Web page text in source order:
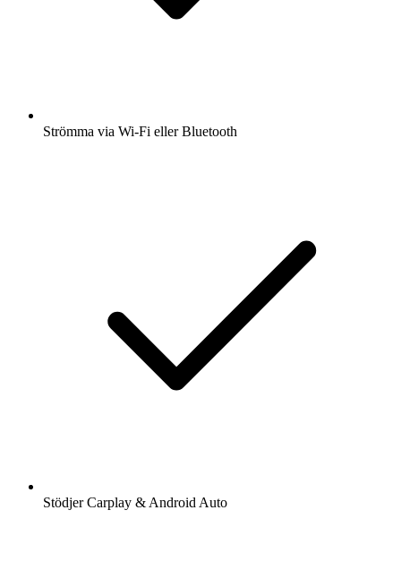
Strömma via Wi-Fi eller Bluetooth
Stödjer Carplay & Android Auto